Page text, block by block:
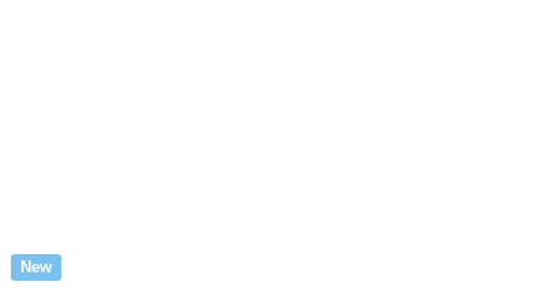
New